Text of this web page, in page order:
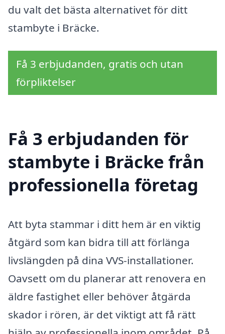
du valt det bästa alternativet för ditt
stambyte i Bräcke.
Få 3 erbjudanden, gratis och utan
förpliktelser
Få 3 erbjudanden för
stambyte i Bräcke från
professionella företag
Att byta stammar i ditt hem är en viktig
åtgärd som kan bidra till att förlänga
livslängden på dina VVS-installationer.
Oavsett om du planerar att renovera en
äldre fastighet eller behöver åtgärda
skador i rören, är det viktigt att få rätt